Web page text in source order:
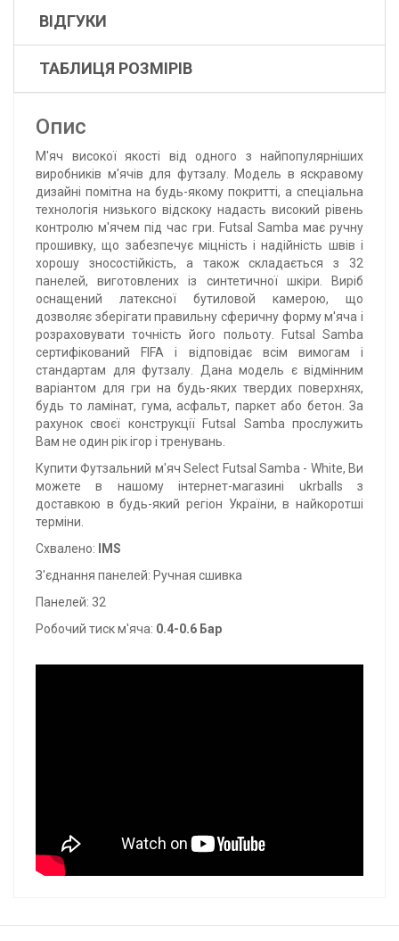
ВІДГУКИ
ТАБЛИЦЯ РОЗМІРІВ
Опис
М'яч високої якості від одного з найпопулярніших
виробників м'ячів для футзалу. Модель в яскравому
дизайні помітна на будь-якому покритті, а спеціальна
технологія низького відскоку надасть високий рівень
контролю м'ячем під час гри. Futsal Samba має ручну
прошивку, що забезпечує міцність і надійність швів і
хорошу зносостійкість, а також складається з 32
панелей, виготовлених із синтетичної шкіри. Виріб
оснащений латексної бутиловой камерою, що
дозволяє зберігати правильну сферичну форму м'яча і
розраховувати точність його польоту. Futsal Samba
сертифікований FIFA і відповідає всім вимогам і
стандартам для футзалу. Дана модель є відмінним
варіантом для гри на будь-яких твердих поверхнях,
будь то ламінат, гума, асфальт, паркет або бетон. За
рахунок своєї конструкції Futsal Samba прослужить
Вам не один рік ігор і тренувань.
Купити Футзальний м'яч Select Futsal Samba - White, Ви
можете в нашому інтернет-магазині ukrballs з
доставкою в будь-який регіон України, в найкоротші
терміни.
Схвалено:
IMS
З'єднання панелей: Ручная сшивка
Панелей: 32
Робочий тиск м'яча: 0.4-0.6 Бар